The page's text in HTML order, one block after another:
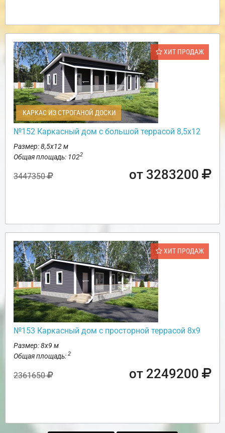
ХИТ ПРОДАЖ
КАРКАС ИЗ СТРОГАНОЙ ДОСКИ
№152 Каркасный дом с большой террасой 8,5х12
Размер: 8,5х12 м
Общая площадь: 1022
3447350 от 3283200
ХИТ ПРОДАЖ
№153 Каркасный дом с просторной террасой 8х9
Размер: 8х9 м
Общая площадь: 2
2361650 от 2249200